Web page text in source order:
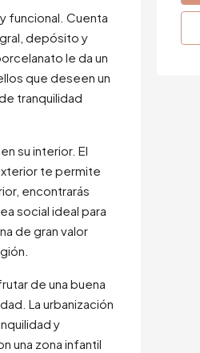
funcional. Cuenta
depósito y
le da un
que deseen un
tranquilidad
su interior. El
te permite
encontrarás
social ideal para
de gran valor
de una buena
La urbanización
y
una zona infantil